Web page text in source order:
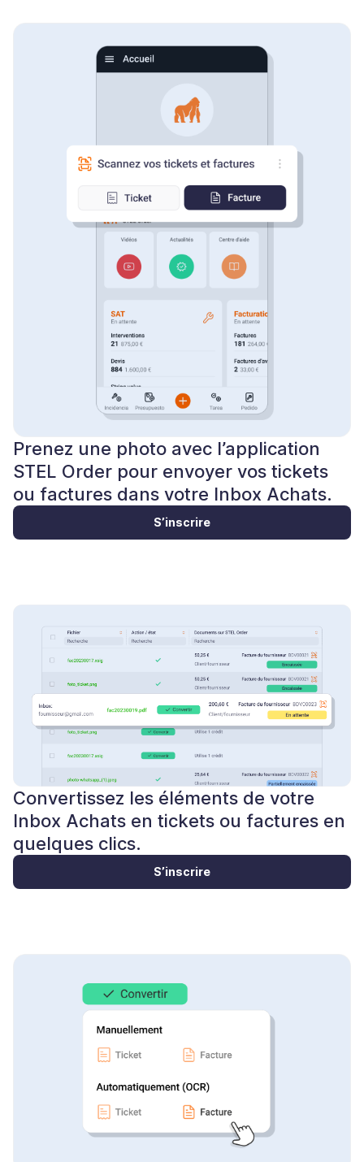
Prenez une photo avec l’application
STEL Order pour envoyer vos tickets
ou factures dans votre Inbox Achats.
S’inscrire
Convertissez les éléments de votre
Inbox Achats en tickets ou factures en
quelques clics.
S’inscrire